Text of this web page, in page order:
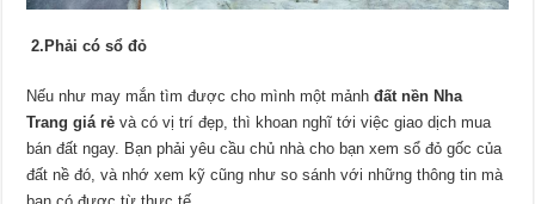
2. Phải có sổ đỏ
Nếu như may mắn tìm được cho mình một mảnhđất nền Nha
Trang giá rẻ và có vị trí đẹp, thì khoan nghĩ tới việc giao dịch mua
bán đất ngay. Bạn phải yêu cầu chủ nhà cho bạn xem sổ đỏ gốc của
đất nề đó, và nhớ xem kỹ cũng như so sánh với những thông tin mà